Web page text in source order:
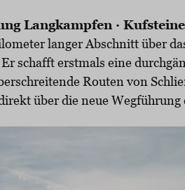
Langkampfen ·
langer Abschnitt über
schafft erstmals eine
Routen von
über die neue Wegführung